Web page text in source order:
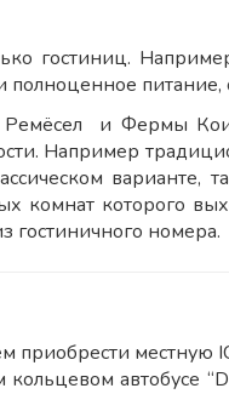
гостиниц.
Ремёсел и Фермы
Например
комнат которого
номера.
местную
автобусе